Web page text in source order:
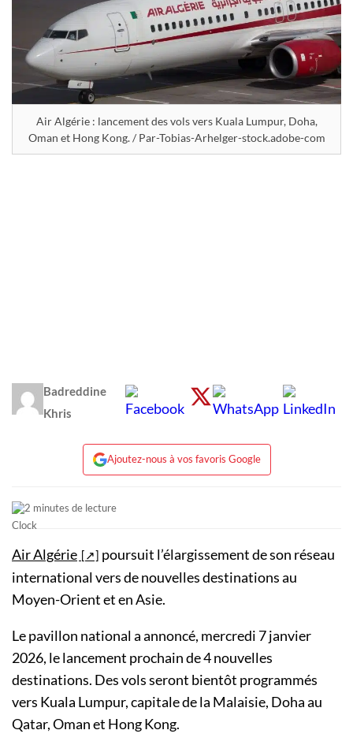
Air Algérie : lancement des vols vers Kuala Lumpur, Doha,
Oman et Hong Kong. / Par-Tobias-Arhelger-stock.adobe-com
Badreddine
Khris
Ajoutez-nous à vos favoris Google
2 minutes de lecture
Air Algérie
poursuit l’élargissement de son réseau
international vers de nouvelles destinations au
Moyen-Orient et en Asie.
Le pavillon national a annoncé, mercredi 7 janvier
2026, le lancement prochain de 4 nouvelles
destinations. Des vols seront bientôt programmés
vers Kuala Lumpur, capitale de la Malaisie, Doha au
Qatar, Oman et Hong Kong.